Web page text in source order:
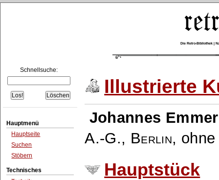
Die Retro-Bibliothek |
Schnellsuche:
Hauptmenü
Hauptseite
Suchen
Stöbern
Technisches
Illustrierte
Johannes Emmer
A.-G., Berlin,
Hauptstück